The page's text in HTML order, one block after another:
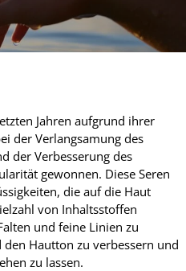
Jahren aufgrund ihrer
der Verlangsamung des
der Verbesserung des
gewonnen. Diese Seren
die auf die Haut
von Inhaltsstoffen
und feine Linien zu
Hautton zu verbessern und
zu lassen.